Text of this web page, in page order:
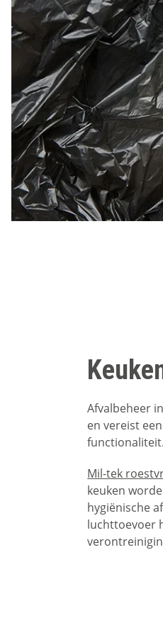
Afvalbeheer
en vereist
functionaliteit.
Mil-tek
keuken
hygiënische
luchttoevoer